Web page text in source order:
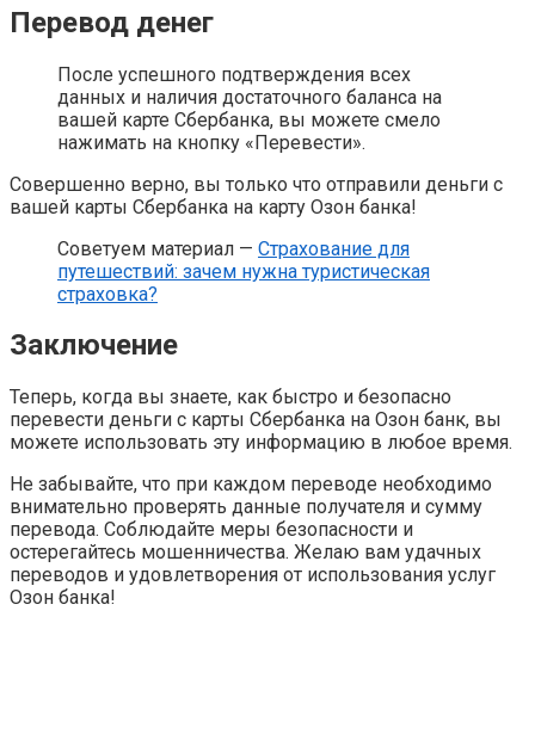
Перевод денег
После успешного подтверждения всех
данных и наличия достаточного баланса на
вашей карте Сбербанка, вы можете смело
нажимать на кнопку «Перевести».
Совершенно верно, вы только что отправили деньги с
вашей карты Сбербанка на карту Озон банка!
Советуем материал — Страхование для
путешествий: зачем нужна туристическая
страховка?
Заключение
Теперь, когда вы знаете, как быстро и безопасно
перевести деньги с карты Сбербанка на Озон банк, вы
можете использовать эту информацию в любое время.
Не забывайте, что при каждом переводе необходимо
внимательно проверять данные получателя и сумму
перевода. Соблюдайте меры безопасности и
остерегайтесь мошенничества. Желаю вам удачных
переводов и удовлетворения от использования услуг
Озон банка!